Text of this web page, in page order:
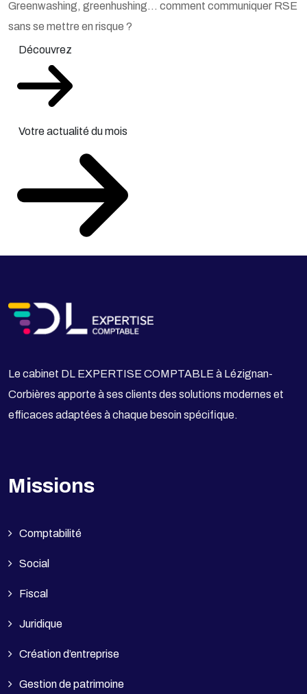
Greenwashing, greenhushing… comment communiquer RSE
sans se mettre en risque ?
Découvrez
Votre actualité du mois
Le cabinet DL EXPERTISE COMPTABLE à Lézignan-
Corbières apporte à ses clients des solutions modernes et
efficaces adaptées à chaque besoin spécifique.
Missions
Comptabilité
Social
Fiscal
Juridique
Création d’entreprise
Gestion de patrimoine